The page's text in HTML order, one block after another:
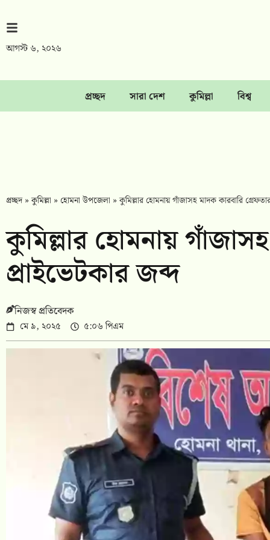
আগস্ট ৬, ২০২৬
প্রচ্ছদ সারা দেশ কুমিল্লা বিশ্ব
প্রচ্ছদ»কুমিল্লা » হোমনা উপজেলা »কুমিল্লার হোমনায় গাঁজাসহ মাদক কারবারি
কুমিল্লার হোমনায়
প্রাইভেটকার জব্দ
নিজস্ব প্রতিবেদক
মে ৯, ২০২৫ ৫:০৬ পিএম